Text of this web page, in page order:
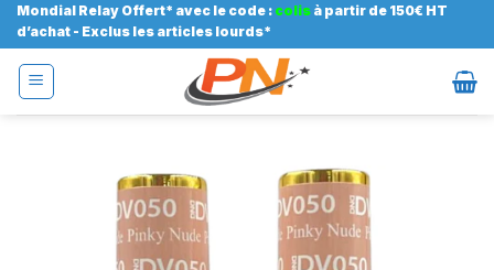
Passer
au
contenu
Mondial Relay Offert* avec le code : colis à partir de 150€ HT
d’achat - Exclus les articles lourds*